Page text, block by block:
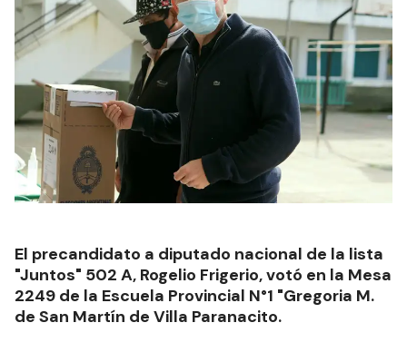
El precandidato a diputado nacional de la lista
"Juntos" 502 A, Rogelio Frigerio, votó en la Mesa
2249 de la Escuela Provincial N°1 "Gregoria M.
de San Martín de Villa Paranacito.